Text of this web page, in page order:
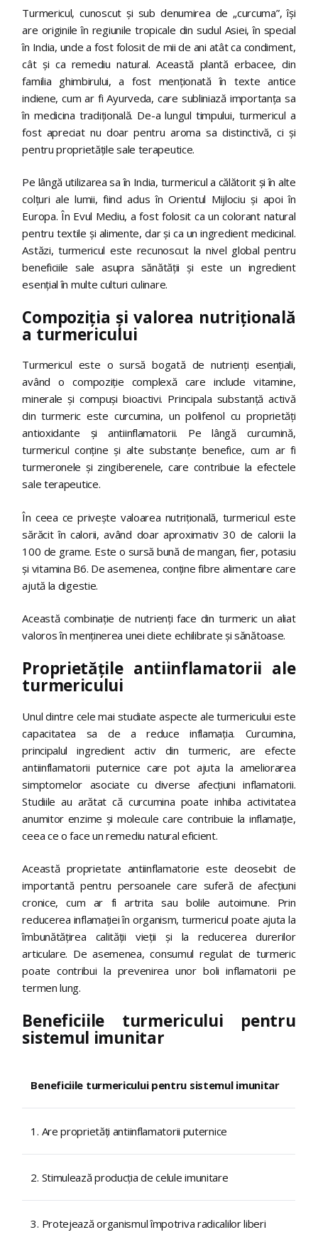
Turmericul, cunoscut și sub denumirea de „curcuma”, își
are originile în regiunile tropicale din sudul Asiei, în special
în India, unde a fost folosit de mii de ani atât ca condiment,
cât și ca remediu natural. Această plantă erbacee, din
familia ghimbirului, a fost menționată în texte antice
indiene, cum ar fi Ayurveda, care subliniază importanța sa
în medicina tradițională. De-a lungul timpului, turmericul a
fost apreciat nu doar pentru aroma sa distinctivă, ci și
pentru proprietățile sale terapeutice.
Pe lângă utilizarea sa în India, turmericul a călătorit și în alte
colțuri ale lumii, fiind adus în Orientul Mijlociu și apoi în
Europa. În Evul Mediu, a fost folosit ca un colorant natural
pentru textile și alimente, dar și ca un ingredient medicinal.
Astăzi, turmericul este recunoscut la nivel global pentru
beneficiile sale asupra sănătății și este un ingredient
esențial în multe culturi culinare.
Compoziția și valorea nutrițională
a turmericului
Turmericul este o sursă bogată de nutrienți esențiali,
având o compoziție complexă care include vitamine,
minerale și compuși bioactivi. Principala substanță activă
din turmeric este curcumina, un polifenol cu proprietăți
antioxidante și antiinflamatorii. Pe lângă curcumină,
turmericul conține și alte substanțe benefice, cum ar fi
turmeronele și zingiberenele, care contribuie la efectele
sale terapeutice.
În ceea ce privește valoarea nutrițională, turmericul este
sărăcit în calorii, având doar aproximativ 30 de calorii la
100 de grame. Este o sursă bună de mangan, fier, potasiu
și vitamina B6. De asemenea, conține fibre alimentare care
ajută la digestie.
Această combinație de nutrienți face din turmeric un aliat
valoros în menținerea unei diete echilibrate și sănătoase.
Proprietățile antiinflamatorii ale
turmericului
Unul dintre cele mai studiate aspecte ale turmericului este
capacitatea sa de a reduce inflamația. Curcumina,
principalul ingredient activ din turmeric, are efecte
antiinflamatorii puternice care pot ajuta la ameliorarea
simptomelor asociate cu diverse afecțiuni inflamatorii.
Studiile au arătat că curcumina poate inhiba activitatea
anumitor enzime și molecule care contribuie la inflamație,
ceea ce o face un remediu natural eficient.
Această proprietate antiinflamatorie este deosebit de
importantă pentru persoanele care suferă de afecțiuni
cronice, cum ar fi artrita sau bolile autoimune. Prin
reducerea inflamației în organism, turmericul poate ajuta la
îmbunătățirea calității vieții și la reducerea durerilor
articulare. De asemenea, consumul regulat de turmeric
poate contribui la prevenirea unor boli inflamatorii pe
termen lung.
Beneficiile turmericului pentru
sistemul imunitar
Beneficiile turmericului pentru sistemul imunitar
1. Are proprietăți antiinflamatorii puternice
2. Stimulează producția de celule imunitare
3. Protejează organismul împotriva radicalilor liberi